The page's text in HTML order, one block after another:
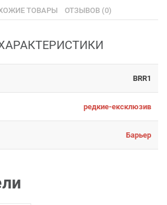
ТОВАРЫ ОТЗЫВОВ (0)
BRR1
редкие-ексклюзив
Барьер